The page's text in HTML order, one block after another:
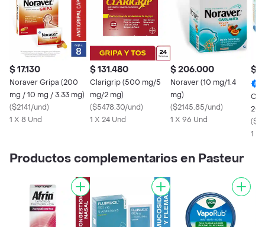
$ 17.130
Noraver Gripa (200
mg / 10 mg / 3.33 mg)
($2141/und)
1 X 8 Und
$ 131.480
Clarigrip (500 mg/5
mg/2 mg)
($5478.30/und)
1 X 24 Und
$ 206.000
Noraver (10 mg/1.4
mg)
($2145.85/und)
1 X 96 Und
$
(
1 X
Productos complementarios en Pasteur